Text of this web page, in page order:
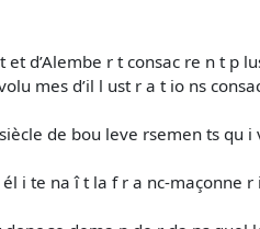
et d’Alembe r t consac re n t p
mes d’il l ust r a t io ns
siècle de bou leve rsemen ts qu
i te na î t la f r a nc-maçonne r